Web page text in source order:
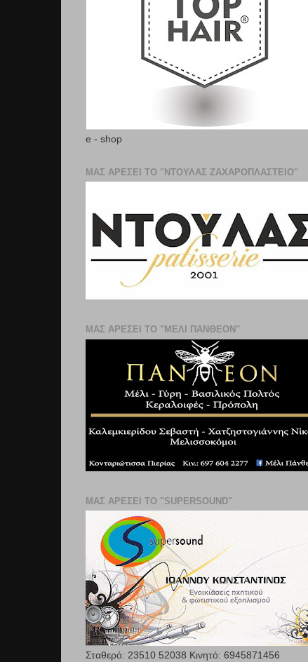
e - shop
ΜΑΣ ΑΡΕΣΕΙ ΤΟ "ΝΤΟΥΛΑΣ ΖΑΧΑΡΟΠΛΑΣΤΕΊΟ"
ΜΑΣ ΑΡΕΣΕΙ ΤΟ "ΜΕΛΙ ΠΑΝΘΕΟΝ"
ΜΑΣ ΑΡΕΣΕΙ ΤΟ "SUPERSOUND"
Σταθερό: 23510 52038 Κινητό: 6945871456